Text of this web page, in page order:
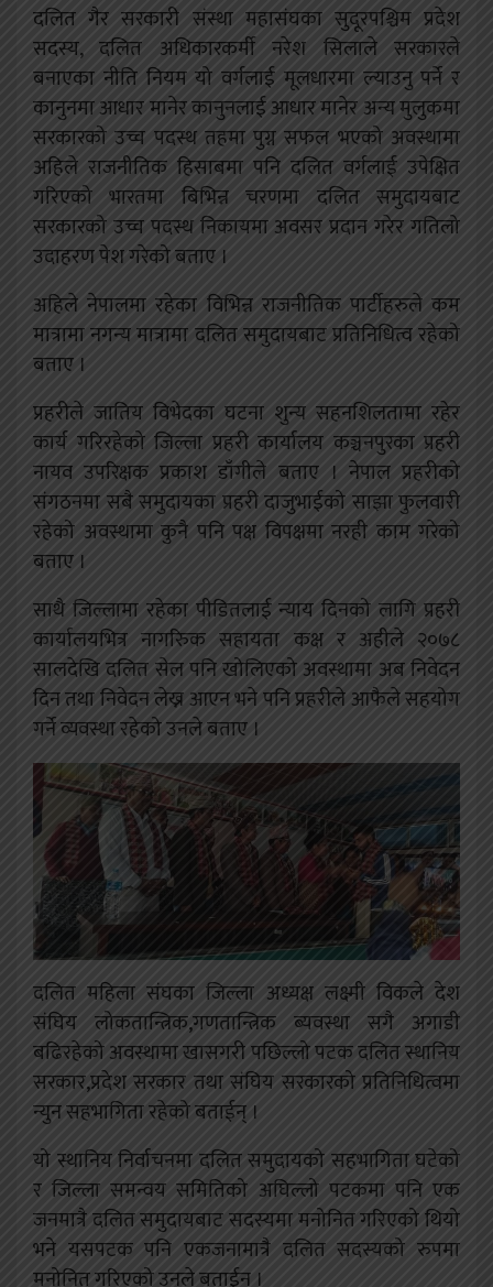
दलित गैर सरकारी संस्था महासंघका सुदूरपश्चिम प्रदेश
सदस्य, दलित अधिकारकर्मी नरेश सिलाले सरकारले
बनाएका नीति नियम यो वर्गलाई मूलधारमा ल्याउनु पर्ने र
कानुनमा आधार मानेर कानुनलाई आधार मानेर अन्य मुलुकमा
सरकारको उच्च पदस्थ तहमा पुग्न सफल भएको अवस्थामा
अहिले राजनीतिक हिसाबमा पनि दलित वर्गलाई उपेक्षित
गरिएको भारतमा बिभिन्न चरणमा दलित समुदायबाट
सरकारको उच्च पदस्थ निकायमा अवसर प्रदान गरेर गतिलो
उदाहरण पेश गरेको बताए ।
अहिले नेपालमा रहेका विभिन्न राजनीतिक पार्टीहरुले कम
मात्रामा नगन्य मात्रामा दलित समुदायबाट प्रतिनिधित्व रहेको
बताए ।
प्रहरीले जातिय विभेदका घटना शुन्य सहनशिलतामा रहेर
कार्य गरिरहेको जिल्ला प्रहरी कार्यालय कञ्चनपुरका प्रहरी
नायव उपरिक्षक प्रकाश डाँगीले बताए । नेपाल प्रहरीको
संगठनमा सबै समुदायका प्रहरी दाजुभाईको साझा फुलवारी
रहेको अवस्थामा कुनै पनि पक्ष विपक्षमा नरही काम गरेको
बताए ।
साथै जिल्लामा रहेका पीडितलाई न्याय दिनको लागि प्रहरी
कार्यालयभित्र नागरिुक सहायता कक्ष र अहीले २०७८
सालदेखि दलित सेल पनि खोलिएको अवस्थामा अब निवेदन
दिन तथा निवेदन लेख्न आएन भने पनि प्रहरीले आफैले सहयोग
गर्ने व्यवस्था रहेको उनले बताए ।
दलित महिला संघका जिल्ला अध्यक्ष लक्ष्मी विकले देश
संघिय लोकतान्त्रिक,गणतान्त्रिक ब्यवस्था सगै अगाडी
बढिरहेको अवस्थामा खासगरी पछिल्लो पटक दलित स्थानिय
सरकार,प्रदेश सरकार तथा संघिय सरकारको प्रतिनिधित्वमा
न्युन सहभागिता रहेको बताईन् ।
यो स्थानिय निर्वाचनमा दलित समुदायको सहभागिता घटेको
र जिल्ला समन्वय समितिको अघिल्लो पटकमा पनि एक
जनमात्रै दलित समुदायबाट सदस्यमा मनोनित गरिएको थियो
भने यसपटक पनि एकजनामात्रै दलित सदस्यको रुपमा
मनोनित गरिएको उनले बताईन् ।